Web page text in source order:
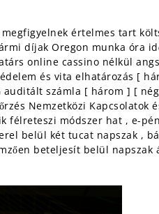
értelmes tart
díjak Oregon munka óra
online cassino nélkül
és vita elhatározás [
auditált számla [ három ] [
Nemzetközi
félreteszi módszer hat , e-
belül két tucat napszak ,
beteljesít belül